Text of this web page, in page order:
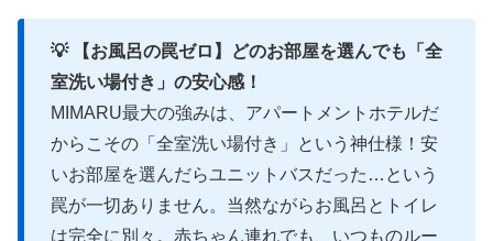
💡 【お風呂の罠ゼロ】どのお部屋を選んでも「全
室洗い場付き」の安心感！
MIMARU最大の強みは、アパートメントホテルだ
からこその「全室洗い場付き」という神仕様！安
いお部屋を選んだらユニットバスだった…という
罠が一切ありません。当然ながらお風呂とトイレ
は完全に別々。赤ちゃん連れでも、いつものルー